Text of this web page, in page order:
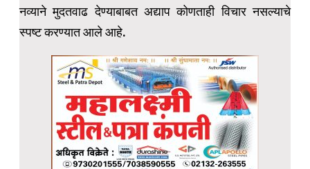
नव्याने मुदतवाढ देण्याबाबत अद्याप कोणताही विचार नसल्याचे
स्पष्ट करण्यात आले आहे.